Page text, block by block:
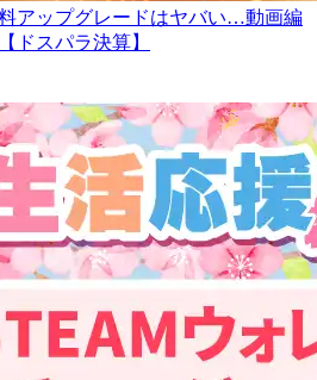
料アップグレードはヤバい…動画編
ドスパラ決算】